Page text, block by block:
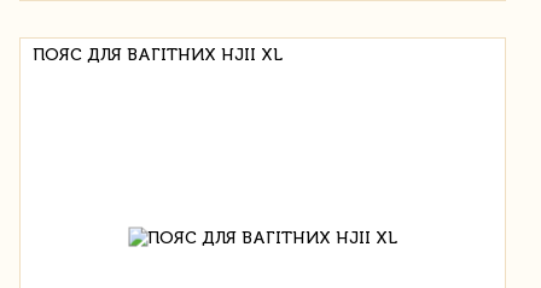
ПОЯС ДЛЯ ВАГІТНИХ HJII XL